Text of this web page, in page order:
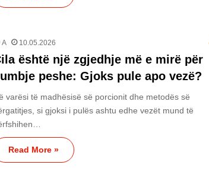
A 10.05.2026
është një zgjedhje më e mirë për
peshe: Gjoks pule apo vezë?
varësi të madhësisë së porcionit dhe metodës së
si gjoksi i pulës ashtu edhe vezët mund të
Read More »